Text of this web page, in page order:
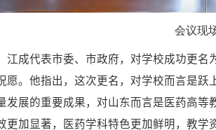
会议现
江成代表市委、市政府，对学校成功更
愿。他指出，这次更名，对学校而言是跃
发展的重要成果，对山东而言是医药高
更加显著，医药学科特色更加鲜明，教